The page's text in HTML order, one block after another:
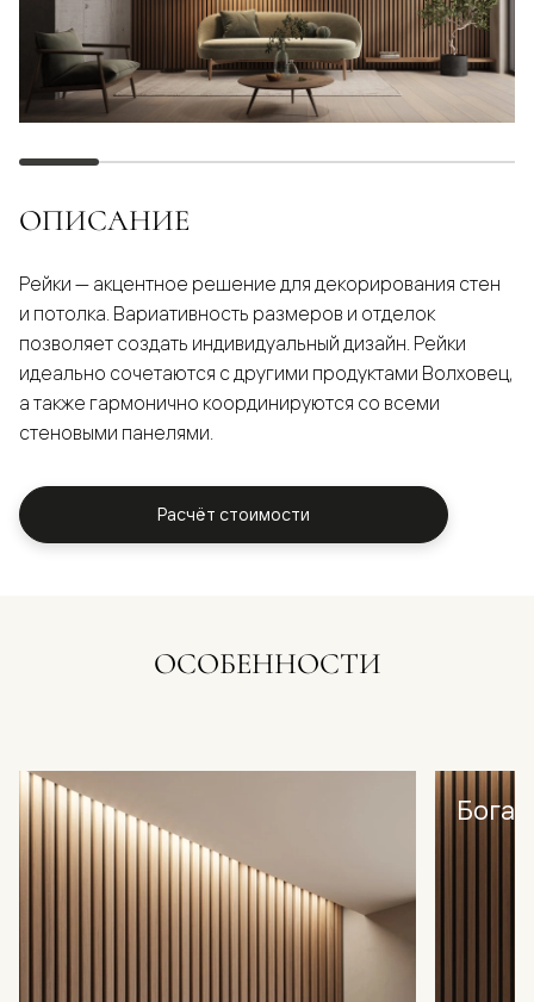
ОПИСАНИЕ
Рейки — акцентное решение для декорирования стен
и потолка. Вариативность размеров и отделок
позволяет создать индивидуальный дизайн. Рейки
идеально сочетаются с другими продуктами Волховец,
а также гармонично координируются со всеми
стеновыми панелями.
Расчёт стоимости
ОСОБЕННОСТИ